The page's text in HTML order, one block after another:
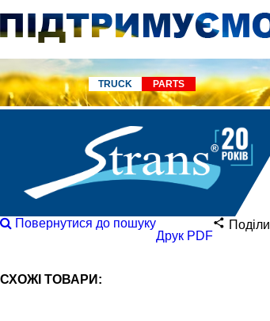
TRUCK PARTS
Повернутися до пошуку
Друк PDF
СХОЖІ ТОВАРИ: